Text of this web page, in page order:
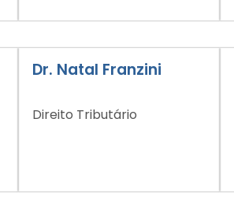
Dr. Natal Franzini
Direito Tributário